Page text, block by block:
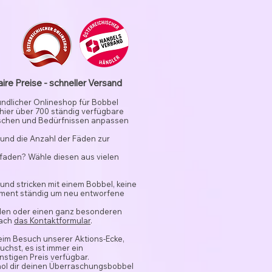
Preise - schneller Versand
Onlineshop für Bobbel
über 700 ständig verfügbare
und Bedürfnissen anpassen
die Anzahl der Fäden zur
Wähle diesen aus vielen
stricken mit einem Bobbel, keine
ständig um neu entworfene
oder einen ganz besonderen
das Kontaktformular.
Besuch unserer Aktions-Ecke,
es ist immer ein
Preis verfügbar.
dir deinen Überraschungsbobbel